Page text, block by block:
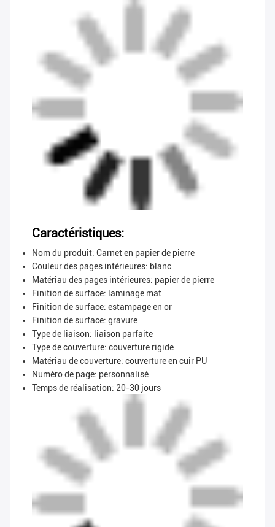
Caractéristiques:
Nom du produit: Carnet en papier de pierre
Couleur des pages intérieures: blanc
Matériau des pages intérieures: papier de pierre
Finition de surface: laminage mat
Finition de surface: estampage en or
Finition de surface: gravure
Type de liaison: liaison parfaite
Type de couverture: couverture rigide
Matériau de couverture: couverture en cuir PU
Numéro de page: personnalisé
Temps de réalisation: 20-30 jours